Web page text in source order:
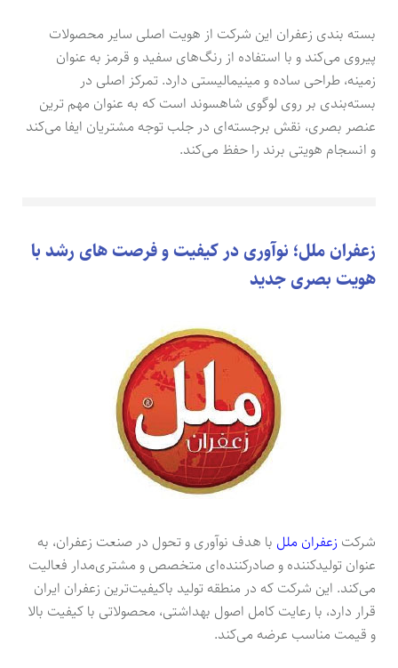
بسته بندی زعفران این شرکت از هویت اصلی سایر محصولات
پیروی می‌کند و با استفاده از رنگ‌های سفید و قرمز به عنوان
زمینه، طراحی ساده و مینیمالیستی دارد. تمرکز اصلی در
بسته‌بندی بر روی لوگوی شاهسوند است که به عنوان مهم ترین
عنصر بصری، نقش برجسته‌ای در جلب توجه مشتریان ایفا می‌کند
و انسجام هویتی برند را حفظ می‌کند.
زعفران ملل؛ نوآوری در کیفیت و فرصت های رشد با
هویت بصری جدید
شرکت زعفران ملل با هدف نوآوری و تحول در صنعت زعفران، به
عنوان تولیدکننده و صادرکننده‌ای متخصص و مشتری‌مدار فعالیت
می‌کند. این شرکت که در منطقه تولید باکیفیت‌ترین زعفران ایران
قرار دارد، با رعایت کامل اصول بهداشتی، محصولاتی با کیفیت بالا
و قیمت مناسب عرضه می‌کند.